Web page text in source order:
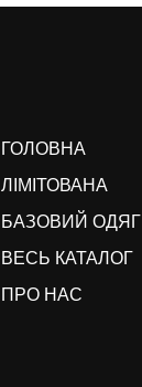
ГОЛОВНА
ЛІМІТОВАНА
БАЗОВИЙ ОДЯГ
ВЕСЬ КАТАЛОГ
ПРО НАС